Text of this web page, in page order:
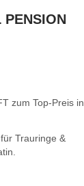
PENSION
zum Top-Preis in
Trauringe &